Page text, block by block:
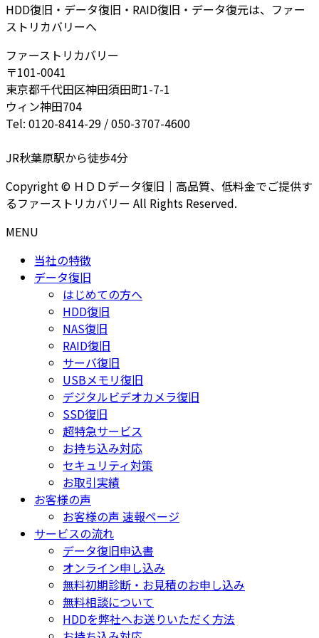
HDD復旧・データ復旧・RAID復旧・データ復元は、ファー
ストリカバリーへ
ファーストリカバリー
〒101-0041
東京都千代田区神田須田町1-7-1
ウィン神田704
Tel: 0120-8414-29 / 050-3707-4600
JR秋葉原駅から徒歩4分
Copyright © ＨＤＤデータ復旧｜高品質、低料金でご提供す
るファーストリカバリー All Rights Reserved.
MENU
当社の特徴
データ復旧
はじめての方へ
HDD復旧
NAS復旧
RAID復旧
サーバ復旧
USBメモリ復旧
デジタルビデオカメラ復旧
SSD復旧
超特急サービス
お持ち込み対応
セキュリティ対策
お取引実績
お客様の声
お客様の声 速報ページ
サービスの流れ
データ復旧申込書
オンライン申し込み
無料初期診断・お見積のお申し込み
無料相談について
HDDを弊社へお送りいただく方法